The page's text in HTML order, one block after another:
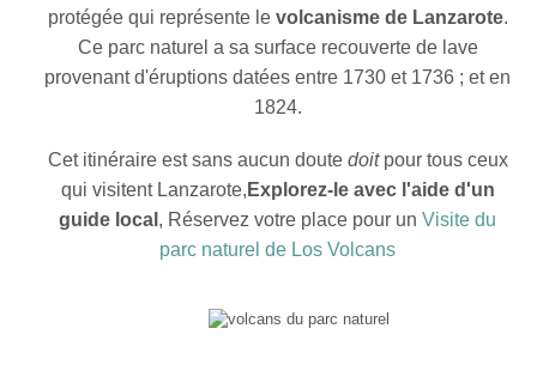
protégée qui représente le volcanisme de Lanzarote.
Ce parc naturel a sa surface recouverte de lave
provenant d'éruptions datées entre 1730 et 1736 ; et en
1824.
Cet itinéraire est sans aucun doute doitpour tous ceux
qui visitent Lanzarote, Explorez-le avec l'aide d'un
guide local , Réservez votre place pour un Visite du
parc naturel de Los Volcans